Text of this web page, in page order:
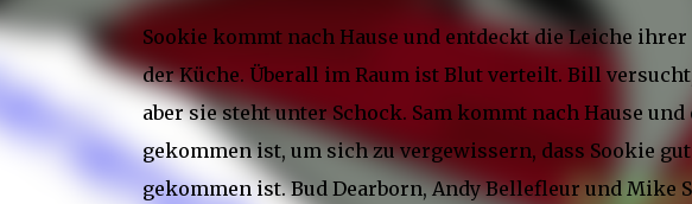
Sookie kommt nach Hause und entdeckt die Leiche
der Küche. Überall im Raum ist Blut verteilt. Bill
aber sie steht unter Schock. Sam kommt nach Hause
gekommen ist, um sich zu vergewissern, dass Sookie
gekommen ist. Bud Dearborn, Andy Bellefleur und Mike